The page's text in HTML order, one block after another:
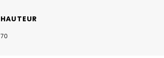
HAUTEUR
70